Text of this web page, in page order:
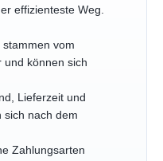
effizienteste Weg.
stammen vom
und können sich
Lieferzeit und
sich nach dem
Zahlungsarten